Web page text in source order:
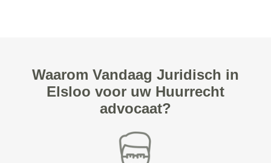
Waarom Vandaag Juridisch in
Elsloo voor uw Huurrecht
advocaat?